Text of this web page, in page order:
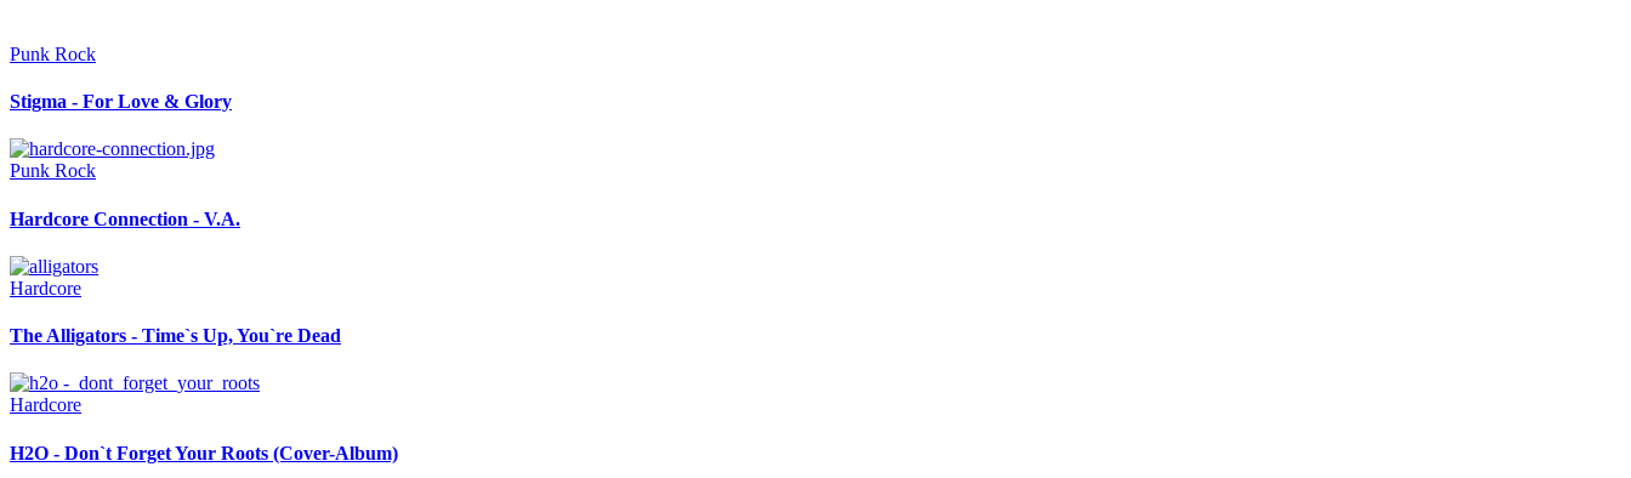
Punk Rock
Stigma - For Love & Glory
Punk Rock
Hardcore Connection - V.A.
Hardcore
The Alligators - Time`s Up, You`re Dead
Hardcore
H2O - Don`t Forget Your Roots (Cover-Album)